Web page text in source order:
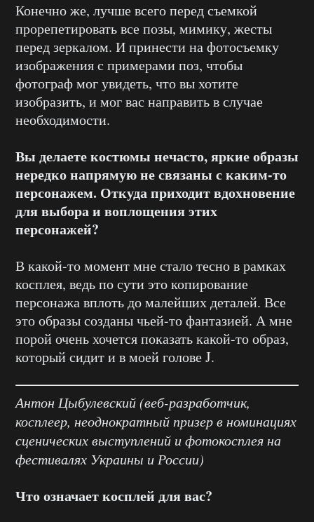
Конечно же, лучше всего перед съемкой
прорепетировать все позы, мимику, жесты
перед зеркалом. И принести на фотосъемку
изображения с примерами поз, чтобы
фотограф мог увидеть, что вы хотите
изобразить, и мог вас направить в случае
необходимости.
Вы делаете костюмы нечасто, яркие образы
нередко напрямую не связаны с каким-то
персонажем. Откуда приходит вдохновение
для выбора и воплощения этих
персонажей?
В какой-то момент мне стало тесно в рамках
косплея, ведь по сути это копирование
персонажа вплоть до малейших деталей. Все
это образы созданы чьей-то фантазией. А мне
порой очень хочется показать какой-то образ,
который сидит и в моей голове J.
Антон Цыбулевский (веб-разработчик,
косплеер, неоднократный призер в номинациях
сценических выступлений и фотокосплея на
фестивалях Украины и России)
Что означает косплей для вас?